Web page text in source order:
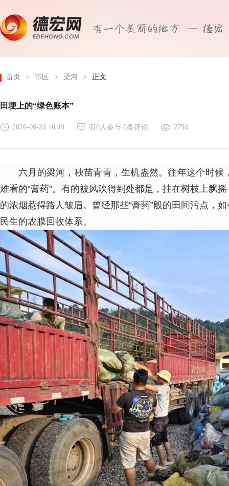
首页 > 市区 > 梁河 > 正文
田埂上的“绿色账本”
2026-06-24 16:49 有0人参与 0条评论 2794
六月的梁河，秧苗青青，生机盎然。往年这个时
难看的“膏药”。有的被风吹得到处都是，挂在树枝上飘
的浓烟惹得路人皱眉。曾经那些“膏药”般的田间污点，
民生的农膜回收体系。